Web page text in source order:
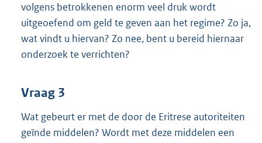
volgens betrokkenen enorm veel druk wordt
uitgeoefend om geld te geven aan het regime? Zo ja,
wat vindt u hiervan? Zo nee, bent u bereid hiernaar
onderzoek te verrichten?
Vraag 3
Wat gebeurt er met de door de Eritrese autoriteiten
geïnde middelen? Wordt met deze middelen een